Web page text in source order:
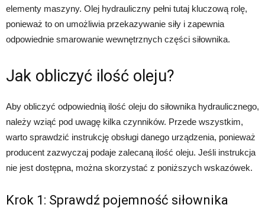
elementy maszyny. Olej hydrauliczny pełni tutaj kluczową rolę,
ponieważ to on umożliwia przekazywanie siły i zapewnia
odpowiednie smarowanie wewnętrznych części siłownika.
Jak obliczyć ilość oleju?
Aby obliczyć odpowiednią ilość oleju do siłownika hydraulicznego,
należy wziąć pod uwagę kilka czynników. Przede wszystkim,
warto sprawdzić instrukcję obsługi danego urządzenia, ponieważ
producent zazwyczaj podaje zalecaną ilość oleju. Jeśli instrukcja
nie jest dostępna, można skorzystać z poniższych wskazówek.
Krok 1: Sprawdź pojemność siłownika